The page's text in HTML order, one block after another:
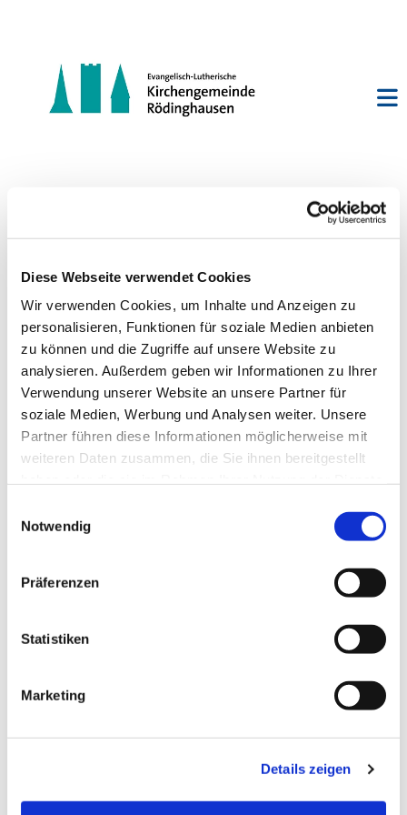
Diese Webseite verwendet Cookies
Wir verwenden Cookies, um Inhalte und Anzeigen zu
personalisieren, Funktionen für soziale Medien anbieten
zu können und die Zugriffe auf unsere Website zu
analysieren. Außerdem geben wir Informationen zu Ihrer
Verwendung unserer Website an unsere Partner für
soziale Medien, Werbung und Analysen weiter. Unsere
Partner führen diese Informationen möglicherweise mit
weiteren Daten zusammen, die Sie ihnen bereitgestellt
Notwendig
Präferenzen
Statistiken
Marketing
Details zeigen
Jungbläserschulung Bieren
Dienstag, 3. November 2026, 18:00
Gemeindehaus Bieren
Evangelisch-Lutherische Kirchengemeinde